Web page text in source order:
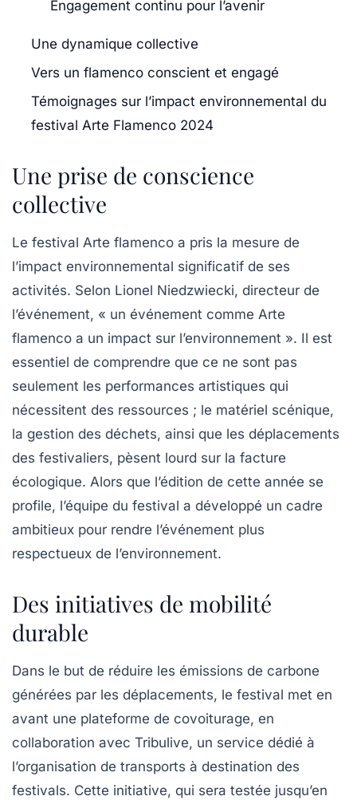
Engagement continu pour l’avenir
Une dynamique collective
Vers un flamenco conscient et engagé
Témoignages sur l’impact environnemental du
festival Arte Flamenco 2024
Une prise de conscience
collective
Le festival Arte flamenco a pris la mesure de
l’impact environnemental significatif de ses
activités. Selon Lionel Niedzwiecki, directeur de
l’événement, « un événement comme Arte
flamenco a un impact sur l’environnement ». Il est
essentiel de comprendre que ce ne sont pas
seulement les performances artistiques qui
nécessitent des ressources ; le matériel scénique,
la gestion des déchets, ainsi que les déplacements
des festivaliers, pèsent lourd sur la facture
écologique. Alors que l’édition de cette année se
profile, l’équipe du festival a développé un cadre
ambitieux pour rendre l’événement plus
respectueux de l’environnement.
Des initiatives de mobilité
durable
Dans le but de réduire les émissions de carbone
générées par les déplacements, le festival met en
avant une plateforme de covoiturage, en
collaboration avec Tribulive, un service dédié à
l’organisation de transports à destination des
festivals. Cette initiative, qui sera testée jusqu’en